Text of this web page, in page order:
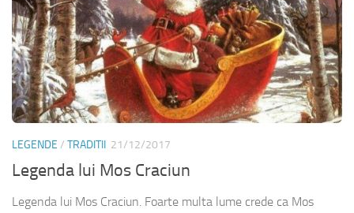
LEGENDE / TRADITII 21/12/2017
Legenda lui Mos Craciun
Legenda lui Mos Craciun. Foarte multa lume crede ca Mos